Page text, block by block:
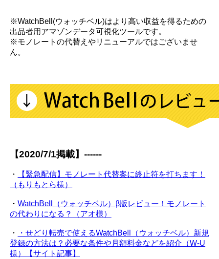
※WatchBell(ウォッチベル)はより高い収益を得るための
出品者用アマゾンデータ可視化ツールです。
※モノレートの代替えやリニューアルではございませ
ん。
【2020/7/1掲載】------
・
【緊急配信】モノレート代替案に終止符を打ちます！
（もりもとら様）
・ WatchBell（ウォッチベル）β版レビュー！モノレート
の代わりになる？（アオ様）
・
・せどり転売で使えるWatchBell（ウォッチベル）新規
登録の方法は？必要な条件や月額料金などを紹介（W-U
様）【サイト記事】